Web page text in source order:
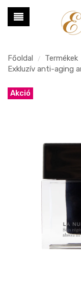
Főoldal / Termékek
Exkluzív anti-aging
Akció